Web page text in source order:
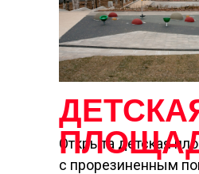
Открыта детская
с прорезиненным